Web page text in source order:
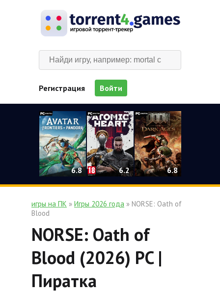
Регистрация Войти
6.8 6.2 6.8
игры на ПК » Игры 2026 года » NORSE: Oath of
Blood
NORSE: Oath of
Blood (2026) PC |
Пиратка